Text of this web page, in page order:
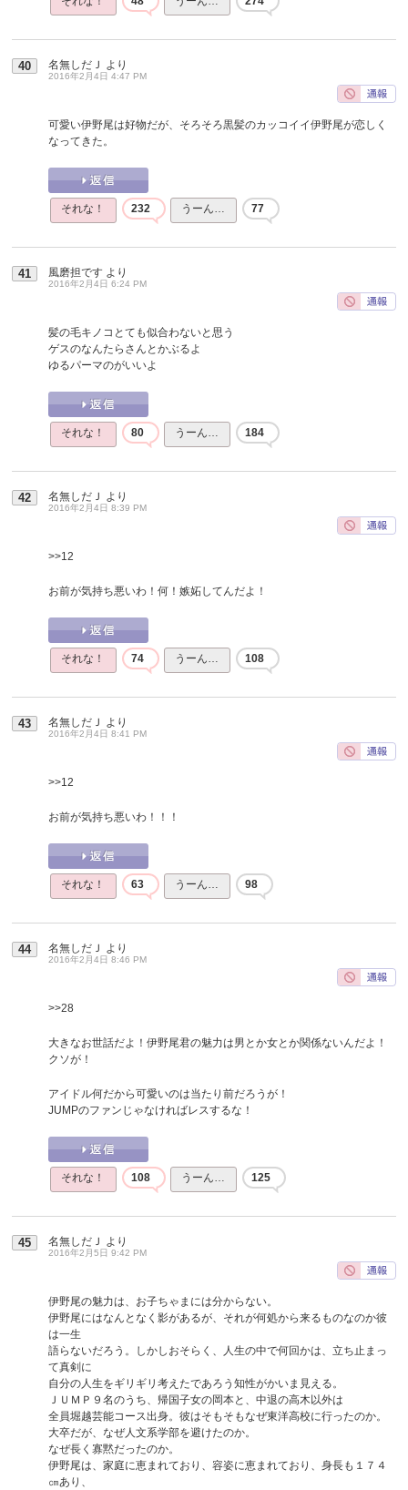
40 名無しだＪ より
2016年2月4日 4:47 PM
可愛い伊野尾は好物だが、そろそろ黒髪のカッコイイ伊野尾が恋しく
なってきた。
それな！ 232 うーん… 77
41 風磨担です より
2016年2月4日 6:24 PM
髪の毛キノコとても似合わないと思う
ゲスのなんたらさんとかぶるよ
ゆるパーマのがいいよ
それな！ 80 うーん… 184
42 名無しだＪ より
2016年2月4日 8:39 PM
>>12
お前が気持ち悪いわ！何！嫉妬してんだよ！
それな！ 74 うーん… 108
43 名無しだＪ より
2016年2月4日 8:41 PM
>>12
お前が気持ち悪いわ！！！
それな！ 63 うーん… 98
44 名無しだＪ より
2016年2月4日 8:46 PM
>>28
大きなお世話だよ！伊野尾君の魅力は男とか女とか関係ないんだよ！
クソが！
アイドル何だから可愛いのは当たり前だろうが！
JUMPのファンじゃなければレスするな！
それな！ 108 うーん… 125
45 名無しだＪ より
2016年2月5日 9:42 PM
伊野尾の魅力は、お子ちゃまには分からない。
伊野尾にはなんとなく影があるが、それが何処から来るものなのか彼
は一生
語らないだろう。しかしおそらく、人生の中で何回かは、立ち止まっ
て真剣に
自分の人生をギリギリ考えたであろう知性がかいま見える。
ＪＵＭＰ９名のうち、帰国子女の岡本と、中退の高木以外は
全員堀越芸能コース出身。彼はそもそもなぜ東洋高校に行ったのか。
大卒だが、なぜ人文系学部を避けたのか。
なぜ長く寡黙だったのか。
伊野尾は、家庭に恵まれており、容姿に恵まれており、身長も１７４
㎝あり、